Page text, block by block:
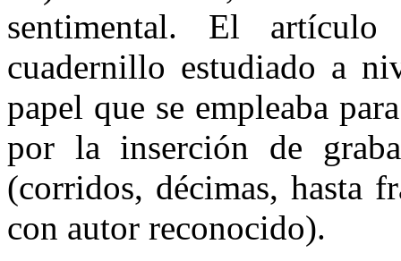
sentimental. El artículo
cuadernillo estudiado a
papel que se empleaba
por la inserción de
(corridos, décimas, hasta
con autor reconocido).